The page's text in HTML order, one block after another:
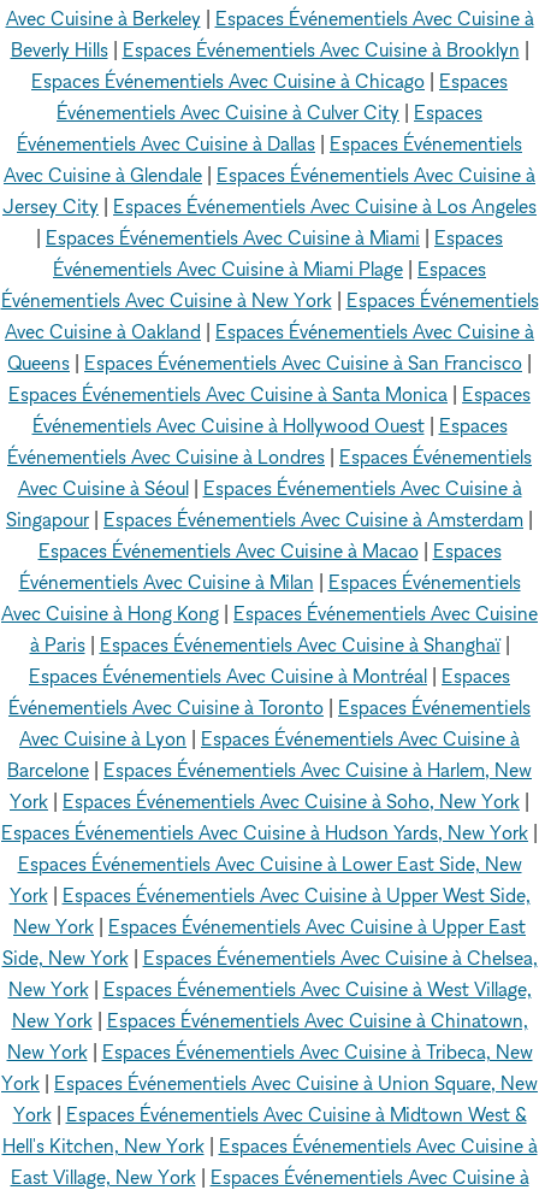
Avec Cuisine à Berkeley
Espaces Événementiels Avec Cuisine à
Beverly Hills| Espaces Événementiels Avec Cuisine à Brooklyn
Espaces Événementiels Avec Cuisine à Chicago
Espaces
Événementiels Avec Cuisine à Culver City
Espaces
Événementiels Avec Cuisine à Dallas
Espaces Événementiels
Avec Cuisine à Glendale
Espaces Événementiels Avec Cuisine à
Jersey City
Espaces Événementiels Avec Cuisine à Los Angeles
Espaces Événementiels Avec Cuisine à Miami
Espaces
Événementiels Avec Cuisine à Miami Plage
Espaces
Événementiels Avec Cuisine à New York| Espaces Événementiels
Avec Cuisine à Oakland
Espaces Événementiels Avec Cuisine à
Queens
Espaces Événementiels Avec Cuisine à San Francisco
Espaces Événementiels Avec Cuisine à Santa Monica
Espaces
Événementiels Avec Cuisine à Hollywood Ouest| Espaces
Événementiels Avec Cuisine à Londres
Espaces Événementiels
Avec Cuisine à Séoul| Espaces Événementiels Avec Cuisine à
Singapour
Espaces Événementiels Avec Cuisine à Amsterdam
Espaces Événementiels Avec Cuisine à Macao| Espaces
Événementiels Avec Cuisine à Milan
Espaces Événementiels
Avec Cuisine à Hong Kong
Espaces Événementiels Avec Cuisine
à Paris| Espaces Événementiels Avec Cuisine à Shanghaï|
Espaces Événementiels Avec Cuisine à Montréal
Espaces
Événementiels Avec Cuisine à Toronto
Espaces Événementiels
Avec Cuisine à Lyon
Espaces Événementiels Avec Cuisine à
Barcelone
Espaces Événementiels Avec Cuisine à Harlem, New
York
Espaces Événementiels Avec Cuisine à Soho, New York
Espaces Événementiels Avec Cuisine à Hudson Yards, New York
Espaces Événementiels Avec Cuisine à Lower East Side, New
York| Espaces Événementiels Avec Cuisine à Upper West Side,
New York
Espaces Événementiels Avec Cuisine à Upper East
Side, New York| Espaces Événementiels Avec Cuisine à Chelsea,
New York| Espaces Événementiels Avec Cuisine à West Village,
New York| Espaces Événementiels Avec Cuisine à Chinatown,
New York| Espaces Événementiels Avec Cuisine à Tribeca, New
York
Espaces Événementiels Avec Cuisine à Union Square, New
York| Espaces Événementiels Avec Cuisine à Midtown West &
Hell's Kitchen, New York| Espaces Événementiels Avec Cuisine à
East Village, New York| Espaces Événementiels Avec Cuisine à